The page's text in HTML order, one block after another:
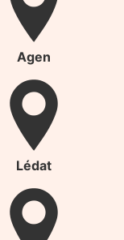
Agen
Lédat